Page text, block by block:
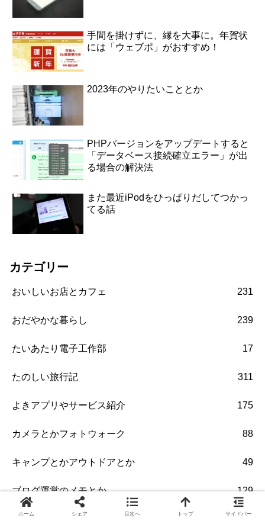
手間を掛けずに、縁を大事に。年賀状
には「ウェブポ」がおすすめ！
2023年のやりたいこととか
PHPバージョンをアップデートすると
「データベース接続確立エラー」が出
る場合の解決法
また最近iPodをひっぱりだしてつかっ
てる話
カテゴリー
おいしいお店とカフェ 231
おだやかな暮らし 239
たいあたり電子工作部 17
たのしい旅行記 311
よきアプリやサービス紹介 175
カメラとかフォトウォーク 88
キャンプとかアウトドアとか 49
ブログ運営のメモとか 129
ベランダ菜園で自給自足 40
ホーム シェア 目次へ トップ サイドバー